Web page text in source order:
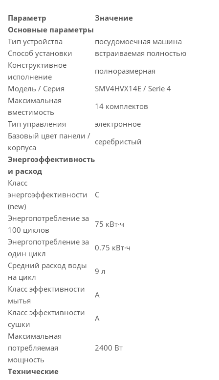
Параметр
Значение
Основные параметры
Тип устройства
посудомоечная машина
Способ установки
встраиваемая полностью
Конструктивное
исполнение
полноразмерная
Модель / Серия
SMV4HVX14E / Serie 4
Максимальная
вместимость
14 комплектов
Тип управления
электронное
Базовый цвет панели /
корпуса
серебристый
Энергоэффективность
и расход
Класс
энергоэффективности
(new)
C
Энергопотребление за
100 циклов
75 кВт·ч
Энергопотребление за
один цикл
0.75 кВт·ч
Средний расход воды
на цикл
9 л
Класс эффективности
мытья
A
Класс эффективности
сушки
A
Максимальная
потребляемая
мощность
2400 Вт
Технические